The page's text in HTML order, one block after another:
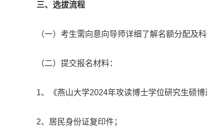
三、选拔流程
（一）考生需向意向导师详细了解名额分配及
（二）提交报名材料：
1、《燕山大学2024年攻读博士学位研究生硕博
2、居民身份证复印件；